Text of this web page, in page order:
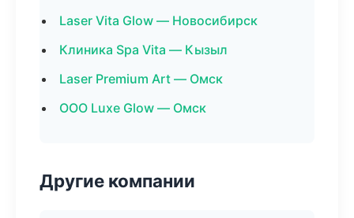
Laser Vita Glow — Новосибирск
Клиника Spa Vita — Кызыл
Laser Premium Art — Омск
ООО Luxe Glow — Омск
Другие компании